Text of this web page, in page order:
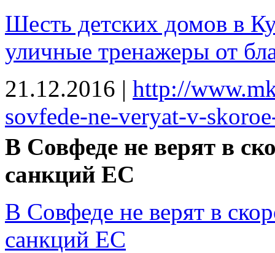
Шесть детских домов в
уличные тренажеры от
21.12.2016 | http://
sovfede-ne-veryat-v-
В Совфеде не верят в
санкций ЕС
В Совфеде не верят в
санкций ЕС